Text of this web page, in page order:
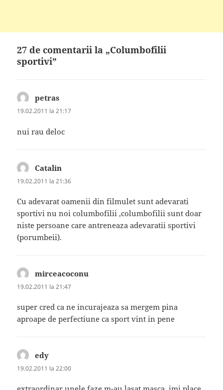
27 de comentarii la „Columbofilii
sportivi”
petras
19.02.2011 la 21:17
nui rau deloc
Catalin
19.02.2011 la 21:36
Cu adevarat oamenii din filmulet sunt adevarati
sportivi nu noi columbofilii ,columbofilii sunt doar
niste persoane care antreneaza adevaratii sportivi
(porumbeii).
mirceacoconu
19.02.2011 la 21:47
super cred ca ne incurajeaza sa mergem pina
aproape de perfectiune ca sport vint in pene
edy
19.02.2011 la 22:00